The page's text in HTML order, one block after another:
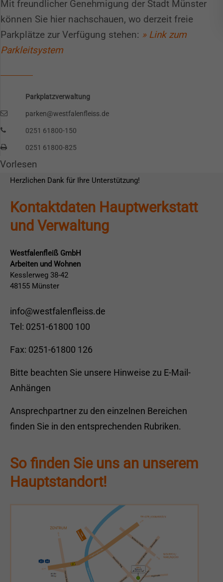
Mit freundlicher Genehmigung der Stadt Münster
können Sie hier nachschauen, wo derzeit freie
Parkplätze zur Verfügung stehen: » Link zum
Parkleitsystem
Parkplatzverwaltung
parken@westfalenfleiss.de
0251 61800-150
0251 61800-825
Vorlesen
Spendenkonto
Dann klicken Sie bitte
Alternativ können Sie auch an unser Spendenkonto
IBAN: DE79400501500034546739
BIC: WELADED1MST
Herzlichen Dank für Ihre Unterstützung!
Kontaktdaten Hauptwerkstatt
und Verwaltung
Westfalenfleiß GmbH
Arbeiten und Wohnen
Kesslerweg 38-42
48155 Münster
info@westfalenfleiss.de
Tel: 0251-61800 100
Fax: 0251-61800 126
Bitte beachten Sie unsere Hinweise zu E-Mail-
Anhängen
Ansprechpartner zu den einzelnen Bereichen
finden Sie in den entsprechenden Rubriken.
So finden Sie uns an unserem
Hauptstandort!